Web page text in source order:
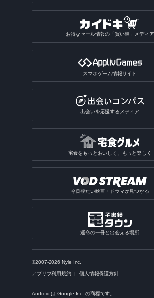
お得なセール情報の「買い時」メディア
スマホゲーム情報サイト
出会いを応援するメディア
宅食をもっとおいしく、もっと楽しく
今日観たい映画・ドラマが見つかる
運命の一冊と出会える場所
©2007-2026 Nyle Inc.
アプリブ利用規約 個人情報保護方針
Android は Google Inc. の商標です。